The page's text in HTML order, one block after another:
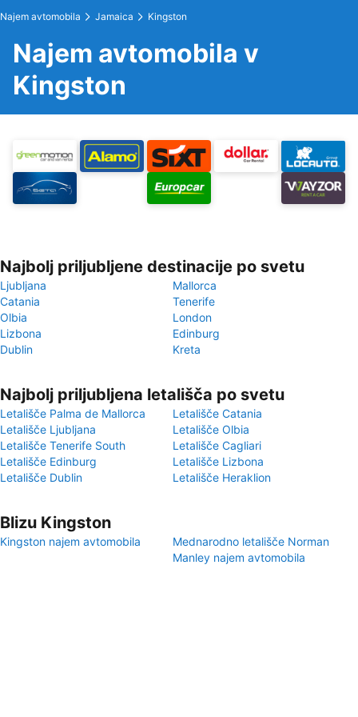
Najem avtomobila Jamaica Kingston
Najem avtomobila v
Kingston
Najbolj priljubljene destinacije po svetu
Ljubljana
Mallorca
Catania
Tenerife
Olbia
London
Lizbona
Edinburg
Dublin
Kreta
Najbolj priljubljena letališča po svetu
Letališče Palma de Mallorca
Letališče Catania
Letališče Ljubljana
Letališče Olbia
Letališče Tenerife South
Letališče Cagliari
Letališče Edinburg
Letališče Lizbona
Letališče Dublin
Letališče Heraklion
Blizu Kingston
Kingston najem avtomobila
Mednarodno letališče Norman
Manley najem avtomobila